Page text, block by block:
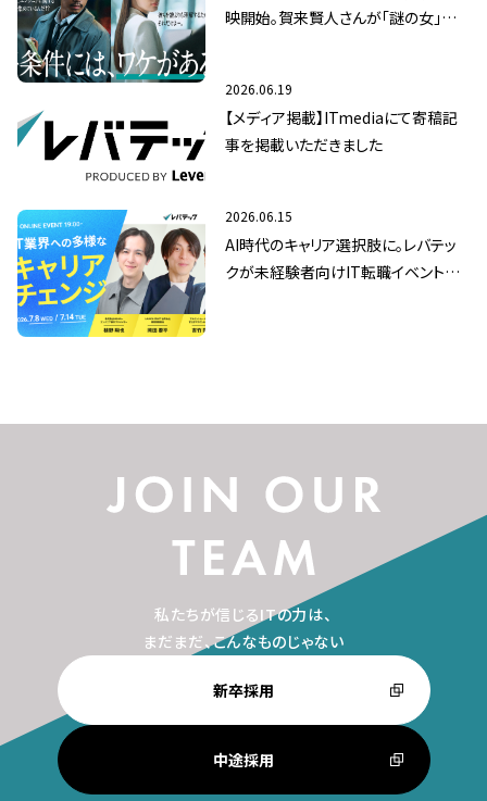
映開始。賀来賢人さんが「謎の女」八
2026.06.19
【メディア掲載】ITmediaにて寄稿記
事を掲載いただきました
2026.06.15
AI時代のキャリア選択肢に。レバテッ
クが未経験者向けIT転職イベントを7
私たちが信じるITの力は、
まだまだ、こんなものじゃない
新卒採用
中途採用